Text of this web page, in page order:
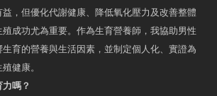
，但優化代謝健康、降低氧化壓力及改善整體
成功尤為重要。作為生育營養師，我協助男性
育的營養與生活因素，並制定個人化、實證為
健康。
嗎？